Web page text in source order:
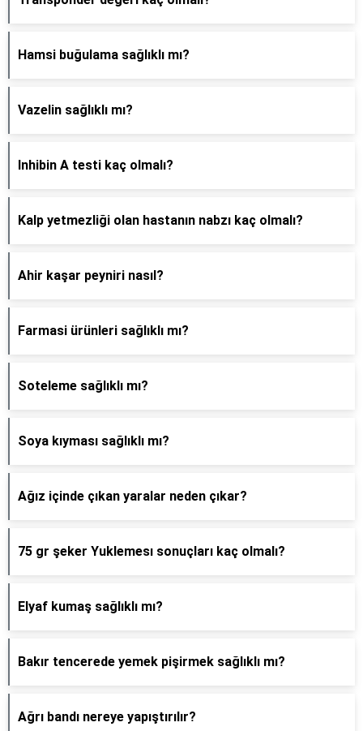
Hamsi buğulama sağlıklı mı?
Vazelin sağlıklı mı?
Inhibin A testi kaç olmalı?
Kalp yetmezliği olan hastanın nabzı kaç olmalı?
Ahir kaşar peyniri nasıl?
Farmasi ürünleri sağlıklı mı?
Soteleme sağlıklı mı?
Soya kıyması sağlıklı mı?
Ağız içinde çıkan yaralar neden çıkar?
75 gr şeker Yuklemesı sonuçları kaç olmalı?
Elyaf kumaş sağlıklı mı?
Bakır tencerede yemek pişirmek sağlıklı mı?
Ağrı bandı nereye yapıştırılır?